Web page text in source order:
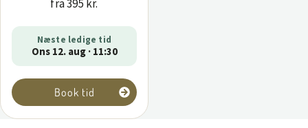
fra 395 kr.
Næste ledige tid
Ons 12. aug · 11:30
Book tid